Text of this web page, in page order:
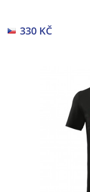
330 KČ